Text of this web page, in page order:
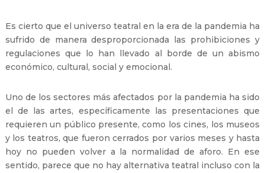
Es cierto que el universo teatral en la era de la pandemia ha
sufrido de manera desproporcionada las prohibiciones y
regulaciones que lo han llevado al borde de un abismo
económico, cultural, social y emocional.
Uno de los sectores más afectados por la pandemia ha sido
el de las artes, específicamente las presentaciones que
requieren un público presente, como los cines, los museos
y los teatros, que fueron cerrados por varios meses y hasta
hoy no pueden volver a la normalidad de aforo. En ese
sentido, parece que no hay alternativa teatral incluso con la